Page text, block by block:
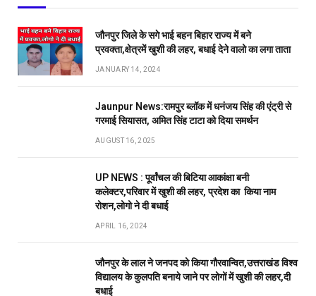
जौनपुर जिले के सगे भाई बहन बिहार राज्य में बने
प्रवक्ता,क्षेत्रमें खुशी की लहर, बधाई देने वालो का लगा ताता
JANUARY 14, 2024
Jaunpur News:रामपुर ब्लॉक में धनंजय सिंह की एंट्री से
गरमाई सियासत, अमित सिंह टाटा को दिया समर्थन
AUGUST 16, 2025
UP NEWS : पूर्वांचल की बिटिया आकांक्षा बनी
कलेक्टर,परिवार में खुशी की लहर, प्रदेश का किया नाम
रोशन,लोगो ने दी बधाई
APRIL 16, 2024
जौनपुर के लाल ने जनपद को किया गौरवान्वित,उत्तराखंड विश्व
विद्यालय के कुलपति बनाये जाने पर लोगों में खुशी की लहर,दी
बधाई